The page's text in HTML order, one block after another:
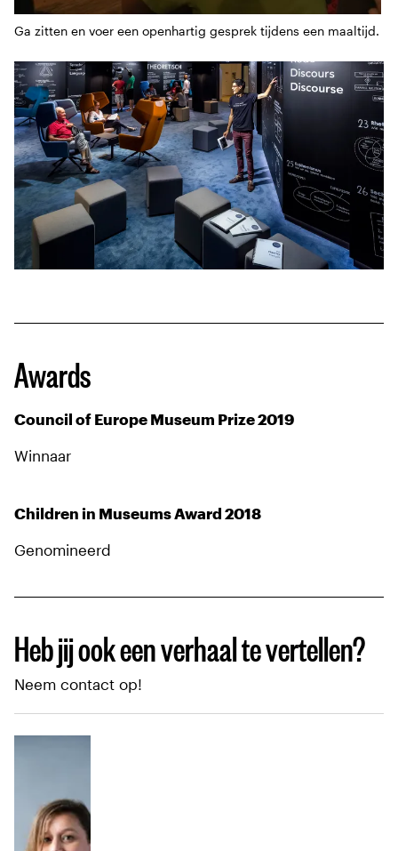
Ga zitten en voer een openhartig gesprek tijdens een maaltijd.
Awards
Council of Europe Museum Prize 2019
Winnaar
Children in Museums Award 2018
Genomineerd
Heb jij ook een verhaal te vertellen?
Neem contact op!